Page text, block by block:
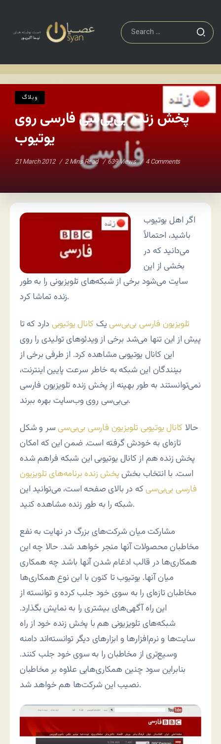
وبلاگ
پخش زنده بی‌بی‌سی فارسی روی
یوتیوب
21 March 2012 2 Mins Read 639 Views 4 Comments
اگر اهل یوتیوب
باشید، احتمالاً
می‌دانید که در
بخشی از این
سایت می‌شود برخی از شبکه‌های تلویزیونی را به طور
زنده تماشا کرد.
تلویزیون فارسی بی‌بی‌سییککانال یوتیوبی دارد که تا
پیش از این تنها می‌شد برخی از ویدئوهای تولیدی را روی
این کانال یوتیوبی مشاهده کرد. از طرفی برخی از
بینندگان این شبکه به خاطر سرعت پایین اینترنت،
نمی‌توانستند به طور بهینه از پخش زنده تلویزیون فارسی
بی‌بی‌سی روی وب‌سایت بهره ببرند.
حالا کانال یوتیوبی تلویزیون فارسی بی‌بی‌سیسر و شکل
تازه‌ای به خودش گرفته است. ضمن این که امکان
پخش زنده هم از کانال یوتیوبی این شبکه فراهم شده
است. با انتخاب بخشپخش زنده برنامه‌هاى تلويزيون
فارسى بى‌بى‌سىکه در بالای صفحه است، می‌توانید این
شبکه را به طور زنده مشاهده کنید.
مشارکت میان شرکت‌های بزرگ در نهایت به نفع
مخاطبان محصولات آنها منجر خواهد شد. حالا چه این
همکاری‌ها در قالب ادغام شدن آنها باشد چه همکاری
میان آنها. یوتیوب تا کنون با این نوع همکاری‌ها
مخاطبان تازه‌ای را به سوی خود جلب کرده و توانسته از
این راه آگهی‌های بیشتری را به نمایش بگذارد.
شبکه‌های تلویزیونی هم با پخش زنده خود از راه
سایت‌ها و نرم‌افزارها و ابزارهای دیگر توانسته‌اند دامنه
وسیع‌تری از مخاطبان را به سوی خود جلب کنند.
بنابراین سود چنین همکاری‌هایی علاوه بر مخاطبان
نصیب این شرکت‌ها هم خواهد شد.